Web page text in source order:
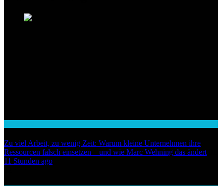
Zu viel Arbeit, zu wenig Zeit: Warum kleine Unternehmen ihre
Ressourcen falsch einsetzen – und wie Marc Wehning das ändert
11 Stunden ago